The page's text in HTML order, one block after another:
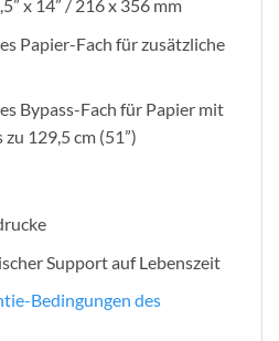
x 14” / 216 x 356 mm
Papier-Fach für zusätzliche
Bypass-Fach für Papier mit
129,5 cm (51”)
Support auf Lebenszeit
Bedingungen des